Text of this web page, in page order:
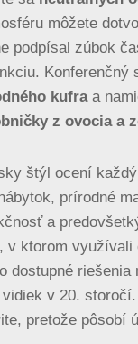
môžete
podpísal zúbok
Konferenčný
kufraa
z ovocia a
štýl ocení
prírodné
a
v ktorom využívali
dostupné riešenia
v 20.
pretože pôsobí